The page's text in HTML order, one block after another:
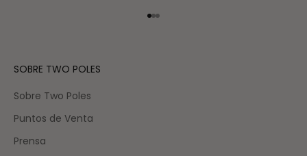
Ir al artículo 1
Ir al artículo 2
Ir al artículo 3
SOBRE TWO POLES
Sobre Two Poles
Puntos de Venta
Prensa